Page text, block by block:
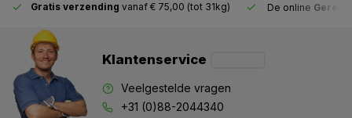
Gratis verzending vanaf € 75,00 (tot 31kg) De online
Klantenservice
Veelgestelde vragen
+31 (0)88-2044340